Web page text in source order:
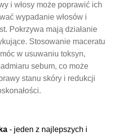
i włosy może poprawić ich
wypadanie włosów i
Pokrzywa mają działanie
Stosowanie maceratu
w usuwaniu toksyn,
sebum, co może
stanu skóry i redukcji
- jeden z najlepszych i